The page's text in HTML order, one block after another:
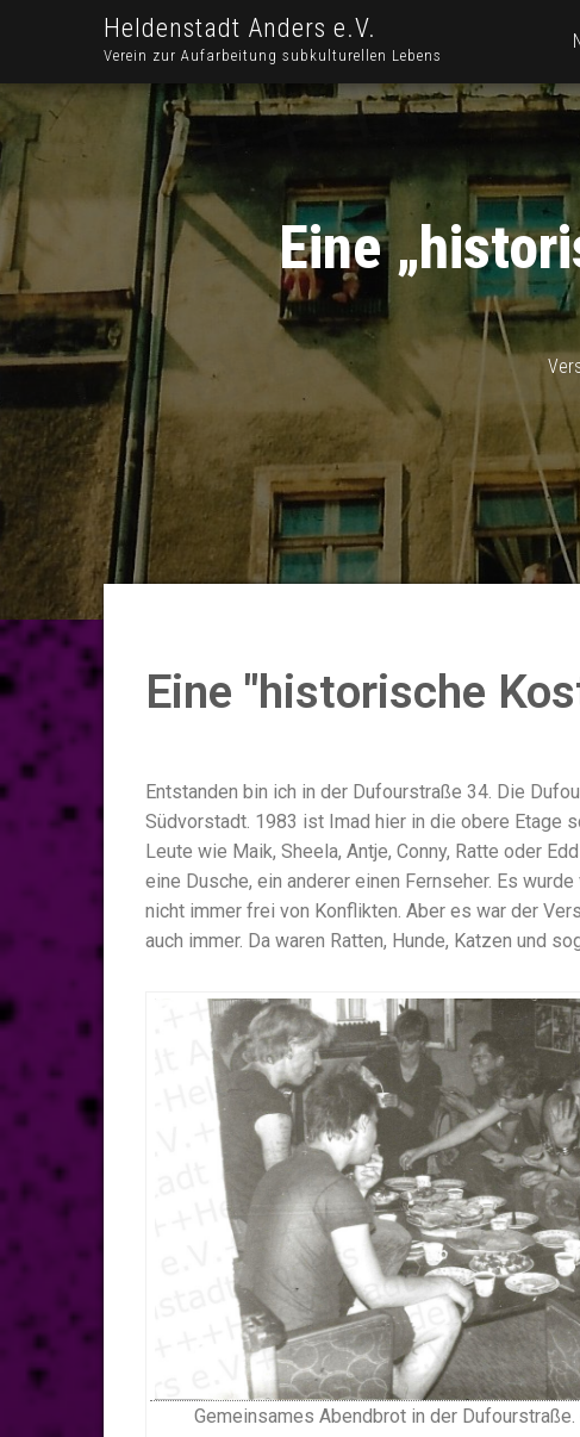
Heldenstadt Anders e.V.
Verein zur Aufarbeitung subkulturellen Lebens
Eine
Eine "historische
Entstanden bin ich in der Dufourstraße 34. Die
Südvorstadt. 1983 ist Imad hier in die obere Etage
Leute wie Maik, Sheela, Antje, Conny, Ratte oder
eine Dusche, ein anderer einen Fernseher. Es
nicht immer frei von Konflikten. Aber es war der
auch immer. Da waren Ratten, Hunde, Katzen und
Gemeinsames Abendbrot in der Dufourstraße.